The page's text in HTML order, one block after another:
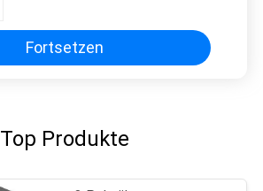
Fortsetzen
Top Produkte